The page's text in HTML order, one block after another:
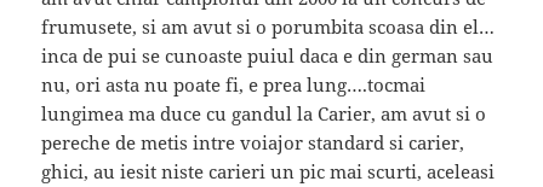
frumusete, si am avut si o porumbita scoasa din el…
inca de pui se cunoaste puiul daca e din german sau
nu, ori asta nu poate fi, e prea lung….tocmai
lungimea ma duce cu gandul la Carier, am avut si o
pereche de metis intre voiajor standard si carier,
ghici, au iesit niste carieri un pic mai scurti, aceleasi